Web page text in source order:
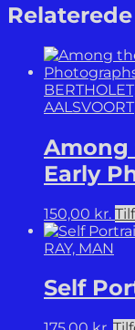
AALSVOORT
Among
Early
150,00 kr.
RAY, MAN
Self